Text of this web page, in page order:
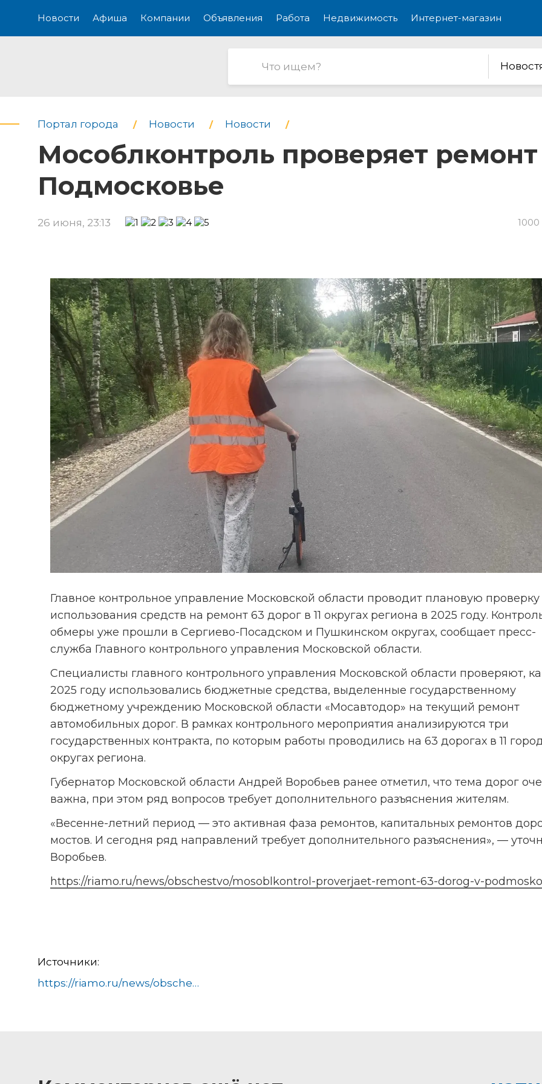
Новости Афиша Компании Объявления Работа Недвижимость Интернет-магазин
Портал города Новости Новости
Мособлконтроль проверяет
Подмосковье
26 июня, 23:13 1000
Главное контрольное управление Московской области проводит плановую проверку
использования средств на ремонт 63 дорог в 11 округах региона в 2025 году.
обмеры уже прошли в Сергиево-Посадском и Пушкинском округах, сообщает пресс-
служба Главного контрольного управления Московской области.
Специалисты главного контрольного управления Московской области проверяют,
2025 году использовались бюджетные средства, выделенные государственному
бюджетному учреждению Московской области «Мосавтодор» на текущий ремонт
автомобильных дорог. В рамках контрольного мероприятия анализируются три
государственных контракта, по которым работы проводились на 63 дорогах в 11
округах региона.
Губернатор Московской области Андрей Воробьев ранее отметил, что тема дорог
важна, при этом ряд вопросов требует дополнительного разъяснения жителям.
«Весенне-летний период — это активная фаза ремонтов, капитальных ремонтов
мостов. И сегодня ряд направлений требует дополнительного разъяснения», —
Воробьев.
https://riamo.ru/news/obschestvo/mosoblkontrol-proverjaet-remont-63-dorog-v-
Источники:
https://riamo.ru/news/obschestvo/mosoblkontrol-proverjaet-remont-63-dorog-v-podmoskove/